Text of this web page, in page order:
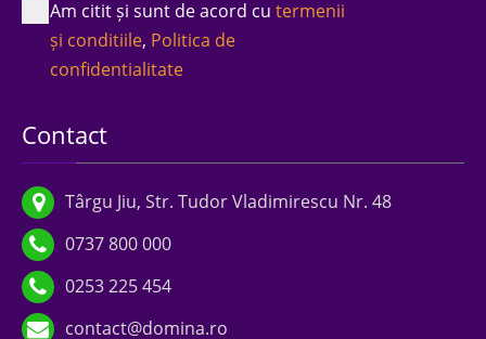
Am citit și sunt de acord cu termenii
și conditiile, Politica de
confidentialitate
Contact
Târgu Jiu, Str. Tudor Vladimirescu Nr. 48
0737 800 000
0253 225 454
contact@domina.ro